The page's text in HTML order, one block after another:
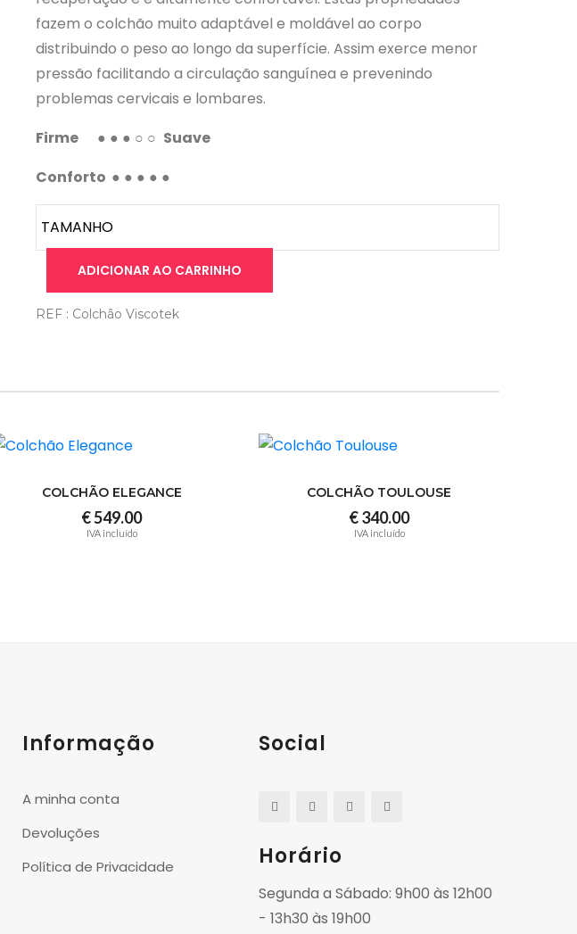
fazem o colchão muito adaptável e moldável ao corpo
distribuindo o peso ao longo da superfície. Assim exerce menor
pressão facilitando a circulação sanguínea e prevenindo
problemas cervicais e lombares.
Firme ● ● ● ○ ○ Suave
Conforto ● ● ● ● ●
ADICIONAR AO CARRINHO
REF : Colchão Viscotek
COLCHÃO ELEGANCE
€ 549.00
IVA incluído
COLCHÃO TOULOUSE
€ 340.00
IVA incluído
Informação
A minha conta
Devoluções
Política de Privacidade
Social
Horário
Segunda a Sábado: 9h00 às 12h00
- 13h30 às 19h00